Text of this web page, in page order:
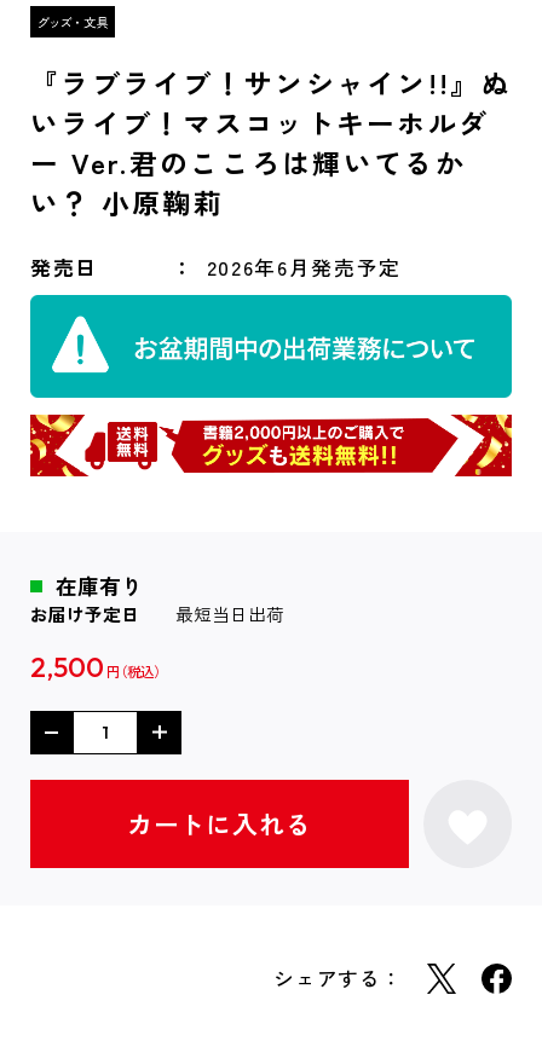
『ラブライブ！サンシャイン!!』ぬ
いライブ！マスコットキーホルダ
ー Ver.君のこころは輝いてるか
い？ 小原鞠莉
発売日 2026年6月発売予定
在庫有り
お届け予定日 最短当日出荷
2,500 円
シェアする：